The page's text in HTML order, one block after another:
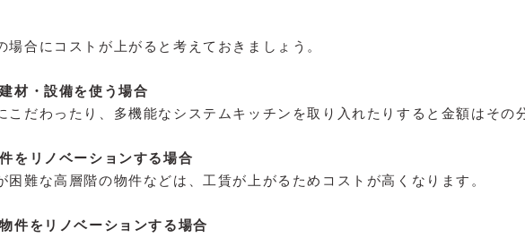
場合にコストが上がると考えておきましょう。
材・設備を使う場合
こだわったり、多機能なシステムキッチンを取り入れたりすると金額はその
をリノベーションする場合
困難な高層階の物件などは、工賃が上がるためコストが高くなります。
件をリノベーションする場合